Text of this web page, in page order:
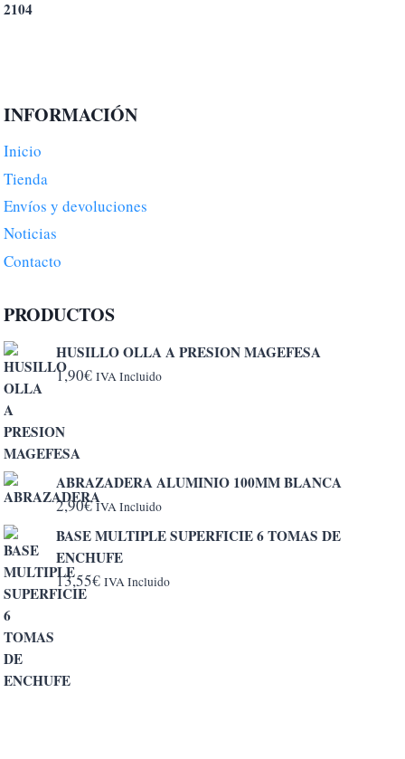
INFORMACIÓN
Inicio
Tienda
Envíos y devoluciones
Noticias
Contacto
PRODUCTOS
HUSILLO OLLA A PRESION MAGEFESA
1,90€ IVA Incluido
ABRAZADERA ALUMINIO 100MM BLANCA
2,90€ IVA Incluido
BASE MULTIPLE SUPERFICIE 6 TOMAS DE
ENCHUFE
13,55€ IVA Incluido